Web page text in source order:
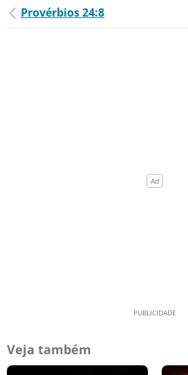
Provérbios 24:8
Veja também